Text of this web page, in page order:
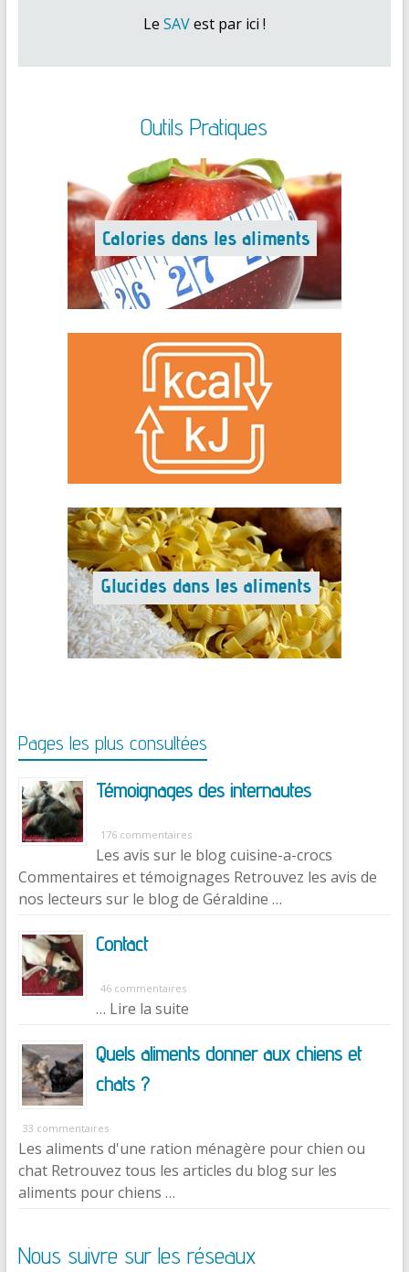
Le SAVest par ici !
Outils Pratiques
Pages les plus consultées
Témoignages des internautes
176 commentaires
Les avis sur le blog cuisine-a-crocs
Commentaires et témoignages Retrouvez les avis de
nos lecteurs sur le blog de Géraldine …
Contact
46 commentaires
… Lire la suite
Quels aliments donner aux chiens et
chats ?
33 commentaires
Les aliments d'une ration ménagère pour chien ou
chat Retrouvez tous les articles du blog sur les
aliments pour chiens …
Nous suivre sur les réseaux